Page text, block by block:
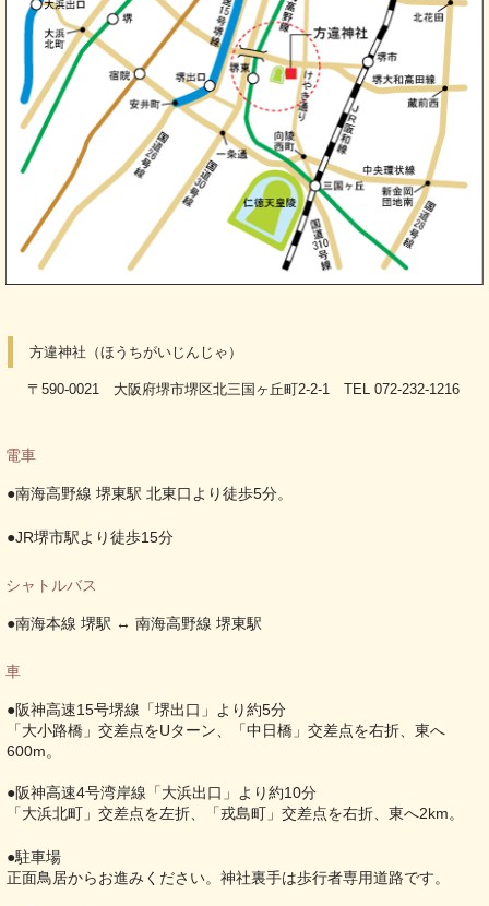
方違神社（ほうちがいじんじゃ）
〒590-0021 大阪府堺市堺区北三国ヶ丘町2-2-1 TEL 072-232-1216
電車
●南海高野線 堺東駅 北東口より徒歩5分。
●JR堺市駅より徒歩15分
シャトルバス
●南海本線 堺駅 ↔ 南海高野線 堺東駅
車
●阪神高速15号堺線「堺出口」より約5分
「大小路橋」交差点をUターン、「中日橋」交差点を右折、東へ
600m。
●阪神高速4号湾岸線「大浜出口」より約10分
「大浜北町」交差点を左折、「戎島町」交差点を右折、東へ2km。
●駐車場
正面鳥居からお進みください。神社裏手は歩行者専用道路です。